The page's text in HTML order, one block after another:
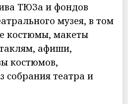
ТЮЗа и фондов
музея, в том
костюмы, макеты
афиши,
костюмов,
собрания театра и